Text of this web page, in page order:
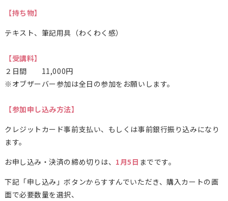
【持ち物】
テキスト、筆記用具（わくわく感）
【受講料】
２日間 11,000円
※オブザーバー参加は全日の参加をお願いします。
【参加申し込み方法】
クレジットカード事前支払い、もしくは事前銀行振り込みになり
ます。
お申し込み・決済の締め切りは、 1月5日 までです。
下記「申し込み」ボタンからすすんでいただき、購入カートの画
面で必要数量を選択、